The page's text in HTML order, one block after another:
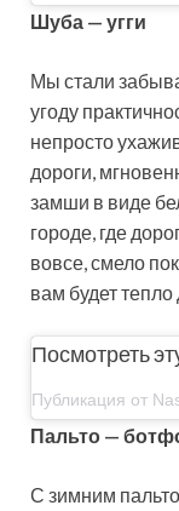
Шуба — угги
Мы стали
угоду
непросто
дороги,
замши в виде
городе, где
вовсе, смело
вам будет
Посмотреть
Пальто —
С зимним